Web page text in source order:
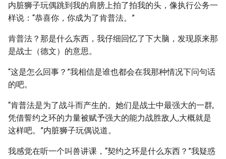
内脏狮子玩偶跳到我的肩膀上拍了拍我的头，像执行公务一
样说：“恭喜你，你成为了肯普法。”
肯普法？那是什么东西，我仔细回忆了下大脑，发现原来那
是战士（德文）的意思。
“这是怎么回事？”我相信是谁也都会在我那种情况下问句话
的吧。
“肯普法是为了战斗而产生的。她们是战士中最强大的一群,
凭借誓约之环的力量被赋予强大的能力战胜敌人,大概就是
这样吧。”内脏狮子玩偶说道。
我感觉在听一个叫兽讲课，“契约之环是什么东西？”我疑惑